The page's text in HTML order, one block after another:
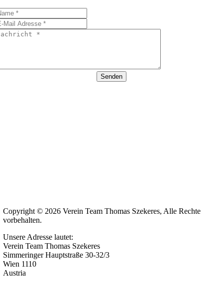
Senden
Copyright © 2026 Verein Team Thomas Szekeres, Alle Rechte
vorbehalten.
Unsere Adresse lautet:
Verein Team Thomas Szekeres
Simmeringer Hauptstraße 30-32/3
Wien 1110
Austria